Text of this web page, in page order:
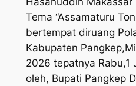
Tema “Assamaturu
bertempat diruang
Kabupaten
2026 tepatnya Rabu,1
oleh, Bupati Pangkep